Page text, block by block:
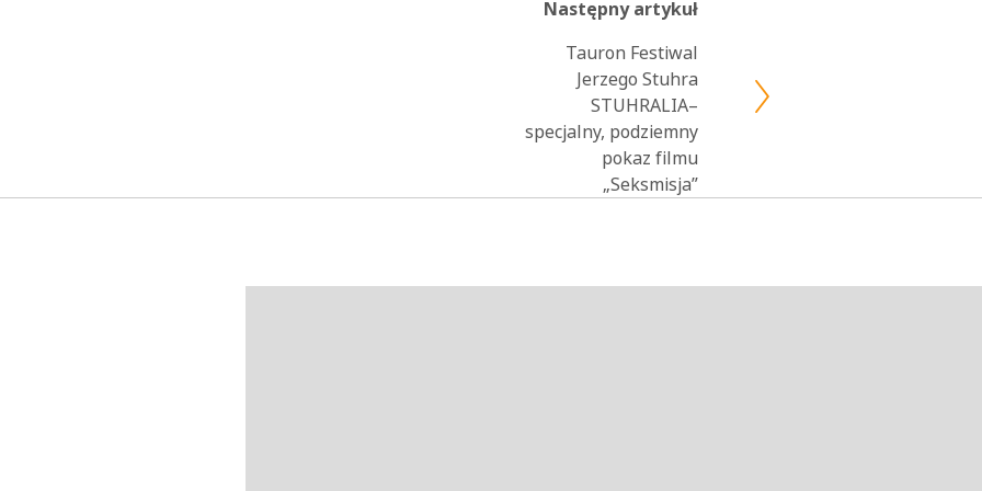
Następny artykuł
Tauron Festiwal
Jerzego Stuhra
STUHRALIA–
specjalny, podziemny
pokaz filmu
„Seksmisja”